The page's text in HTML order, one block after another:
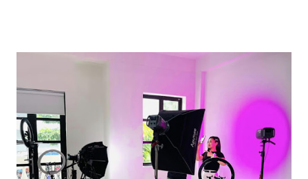
mạng xã hội hoặc website theo thời gian thực. Để thực hiện
chuyên biệt giúp xử lý hình ảnh, âm thanh, hiệu ứng và kết nối ổn
định. Những công cụ hỗ trợ livestream chuyên biệt Hiện nay,
phần mềm Livestream không chỉ phục vụ streamer hay game thủ
mà còn là trợ thủ đắc lực cho nhà bán hàng online, giáo viên,